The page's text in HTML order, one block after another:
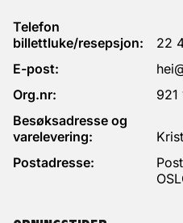
Telefon
billettluke/resepsjon:
22
E-post:
Org.nr:
921
Besøksadresse og
varelevering:
Postadresse: